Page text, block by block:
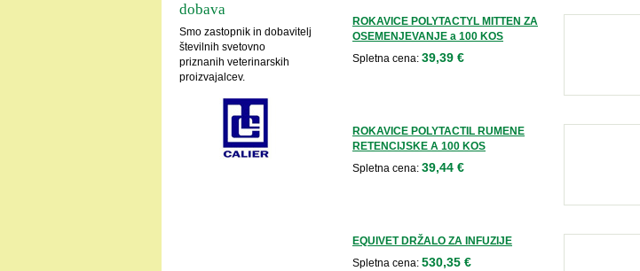
dobava
Smo zastopnik in dobavitelj
številnih svetovno
priznanih veterinarskih
proizvajalcev.
ROKAVICE POLYTACTYL MITTEN ZA
OSEMENJEVANJE a 100 KOS
Spletna cena: 39,39 €
ROKAVICE POLYTACTIL RUMENE
RETENCIJSKE A 100 KOS
Spletna cena: 39,44 €
EQUIVET DRŽALO ZA INFUZIJE
Spletna cena: 530,35 €